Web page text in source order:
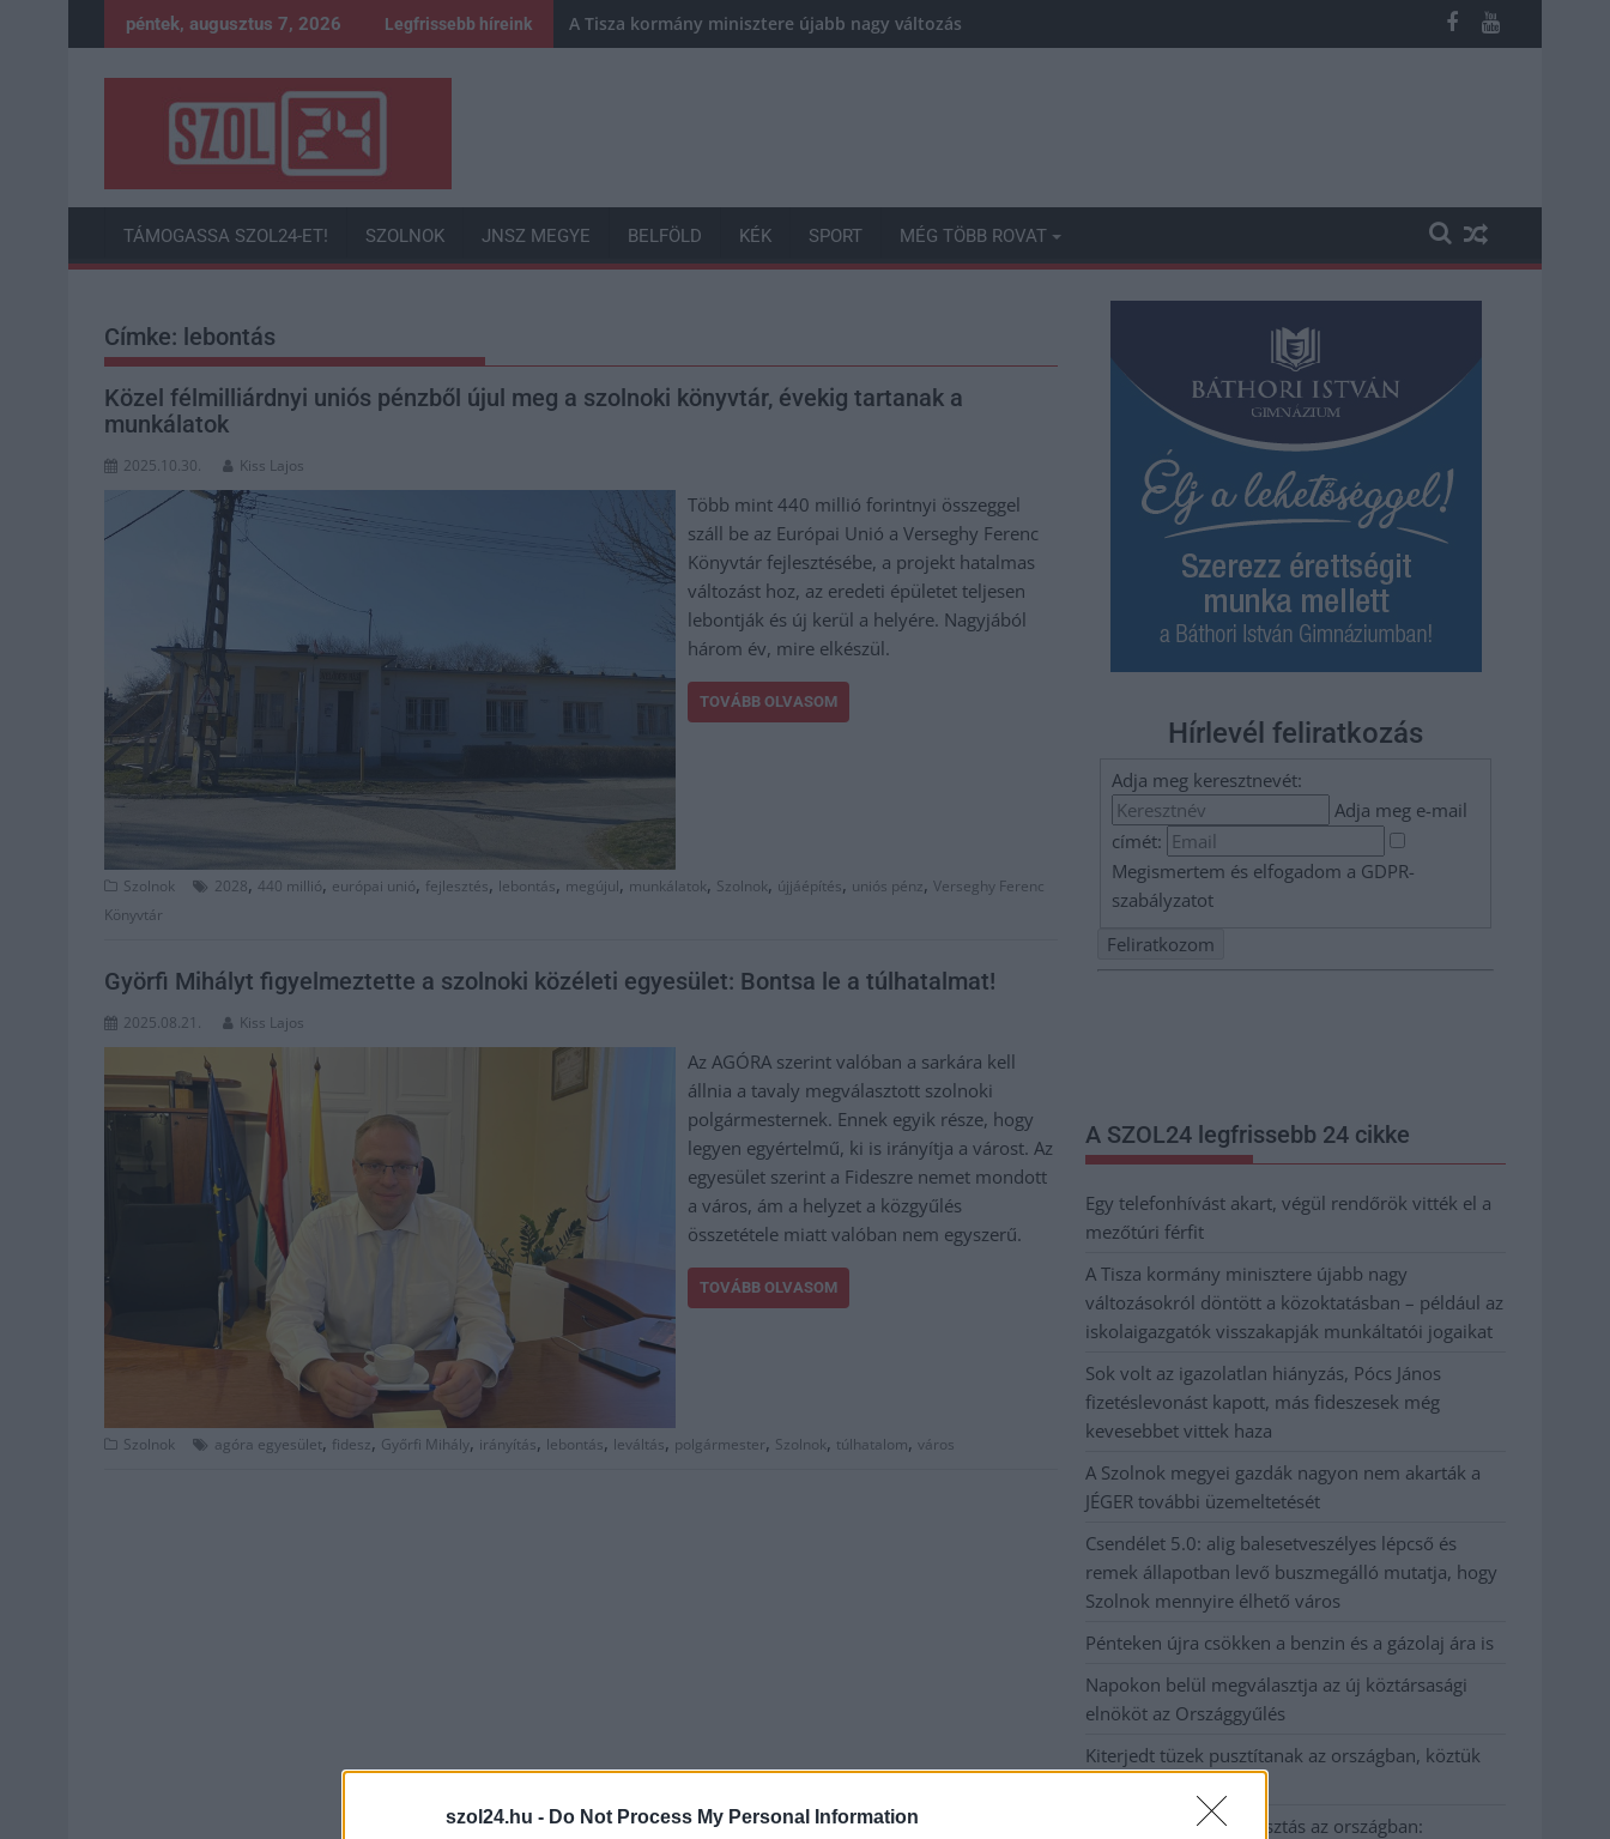
szol24.hu - Do Not Process My Personal Information
to
péntek, augusztus 7, 2026 Legfrissebb híreink A Tisza kormány minisztere újabb nagy változásokról döntött a közoktatásban - például az iskolaigazgatók visszakapják
TÁMOGASSA SZOL24-ET! SZOLNOK JNSZ MEGYE BELFÖLD KÉK SPORT MÉG TÖBB ROVAT
Címke: lebontás
Közel félmilliárdnyi uniós pénzből újul meg a szolnoki könyvtár, évekig tartanak a
munkálatok
2025.10.30. Kiss Lajos
Több mint 440 millió forintnyi összeggel
száll be az Európai Unió a Verseghy Ferenc
Könyvtár fejlesztésébe, a projekt hatalmas
változást hoz, az eredeti épületet teljesen
lebontják és új kerül a helyére. Nagyjából
három év, mire elkészül.
TOVÁBB OLVASOM
Szolnok 2028, 440 millió, európai unió, fejlesztés, lebontás, megújul, munkálatok, Szolnok, újjáépítés, uniós pénz, Verseghy Ferenc
Könyvtár
Györfi Mihályt figyelmeztette a szolnoki közéleti egyesület: Bontsa le a túlhatalmat!
2025.08.21. Kiss Lajos
Az AGÓRA szerint valóban a sarkára kell
állnia a tavaly megválasztott szolnoki
polgármesternek. Ennek egyik része, hogy
legyen egyértelmű, ki is irányítja a várost. Az
egyesület szerint a Fideszre nemet mondott
a város, ám a helyzet a közgyűlés
összetétele miatt valóban nem egyszerű.
TOVÁBB OLVASOM
Szolnok agóra egyesület, fidesz, Győrfi Mihály, irányítás, lebontás, leváltás, polgármester, Szolnok, túlhatalom, város
Hírlevél feliratkozás
Adja meg keresztnevét:
Adja meg e-mail
címét:
Megismertem és elfogadom a GDPR-
szabályzatot
A SZOL24 legfrissebb 24 cikke
Egy telefonhívást akart, végül rendőrök vitték el a
mezőtúri férfit
A Tisza kormány minisztere újabb nagy
változásokról döntött a közoktatásban – például az
iskolaigazgatók visszakapják munkáltatói jogaikat
Sok volt az igazolatlan hiányzás, Pócs János
fizetéslevonást kapott, más fideszesek még
kevesebbet vittek haza
A Szolnok megyei gazdák nagyon nem akarták a
JÉGER további üzemeltetését
Csendélet 5.0: alig balesetveszélyes lépcső és
remek állapotban levő buszmegálló mutatja, hogy
Szolnok mennyire élhető város
Pénteken újra csökken a benzin és a gázolaj ára is
Napokon belül megválasztja az új köztársasági
elnököt az Országgyűlés
Kiterjedt tüzek pusztítanak az országban, köztük
Harmadfokú hőségriasztás az országban: